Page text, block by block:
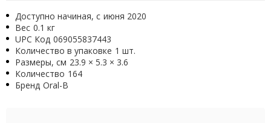
Доступно начиная, с июня 2020
Вес 0.1 кг
UPC Код 069055837443
Количество в упаковке 1 шт.
Размеры, см 23.9 × 5.3 × 3.6
Количество 164
Бренд Oral-B